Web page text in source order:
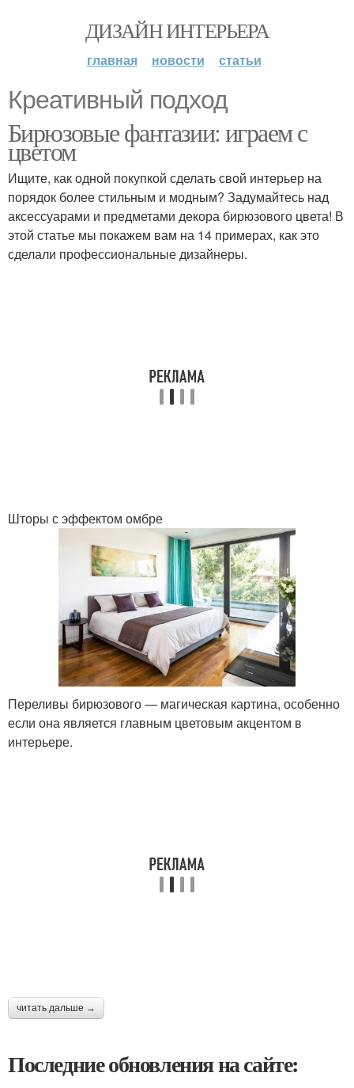
ДИЗАЙН ИНТЕРЬЕРА
главная новости статьи
Креативный подход
Бирюзовые фантазии: играем с
цветом
Ищите, как одной покупкой сделать свой интерьер на
порядок более стильным и модным? Задумайтесь над
аксессуарами и предметами декора бирюзового цвета! В
этой статье мы покажем вам на 14 примерах, как это
сделали профессиональные дизайнеры.
Шторы с эффектом омбре
Переливы бирюзового — магическая картина, особенно
если она является главным цветовым акцентом в
интерьере.
читать дальше →
Последние обновления на сайте: